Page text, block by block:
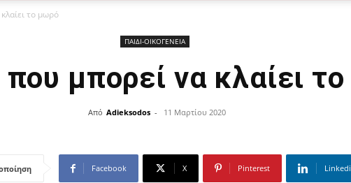
το μωρό
ΠΑΙΔΙ-ΟΙΚΟΓΕΝΕΙΑ
που μπορεί να κλαίει
Από Adieksodos - 11 Μαρτίου 2020
Facebook X Pinterest